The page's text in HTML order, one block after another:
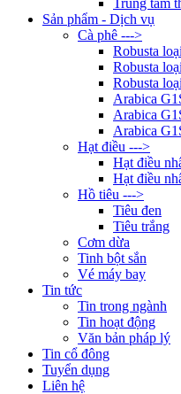
Sản phẩm - Dịch vụ
Cà phê --->
Robusta
Robusta
Robusta
Arabica
Arabica
Arabica
Hạt điều --->
Hạt điều
Hạt điều
Hồ tiêu --->
Tiêu đen
Tiêu trắng
Cơm dừa
Tinh bột sắn
Vé máy bay
Tin tức
Tin trong ngành
Tin hoạt động
Văn bản pháp lý
Tin cổ đông
Tuyển dụng
Liên hệ